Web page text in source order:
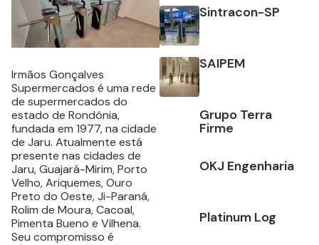
Irmãos Gonçalves
Supermercados é uma rede
de supermercados do
estado de Rondônia,
fundada em 1977, na cidade
de Jaru. Atualmente está
presente nas cidades de
Jaru, Guajará-Mirim, Porto
Velho, Ariquemes, Ouro
Preto do Oeste, Ji-Paraná,
Rolim de Moura, Cacoal,
Pimenta Bueno e Vilhena.
Seu compromisso é
Sintracon-SP
SAIPEM
Grupo Terra
Firme
OKJ Engenharia
Platinum Log